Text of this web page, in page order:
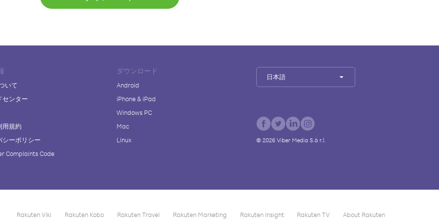
いて
センター
用規約
シーポリシー
Complaints Code
ダウンロード
Android
iPhone & iPad
Windows PC
Mac
Linux
日本語
© 2026 Viber Media S.à r.l.
Rakuten Viki Rakuten Kobo Rakuten Travel Rakuten Marketing Rakuten Insight Rakuten TV About Rakuten